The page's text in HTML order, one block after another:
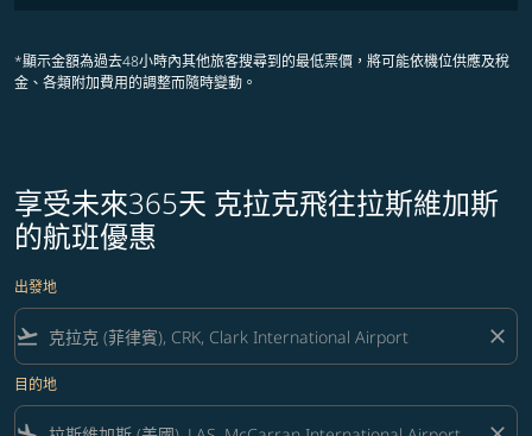
*顯示金額為過去48小時內其他旅客搜尋到的最低票價，將可能依機位供應及稅
金、各類附加費用的調整而隨時變動。
享受未來365天 克拉克飛往拉斯維加斯
的航班優惠
出發地
flight_takeoff close
目的地